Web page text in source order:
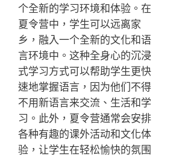
个全新的学习环境和体验。在
夏令营中，学生可以远离家
乡，融入一个全新的文化和语
言环境中。这种全身心的沉浸
式学习方式可以帮助学生更快
速地掌握语言，因为他们不得
不用新语言来交流、生活和学
习。此外，夏令营通常会安排
各种有趣的课外活动和文化体
验，让学生在轻松愉快的氛围